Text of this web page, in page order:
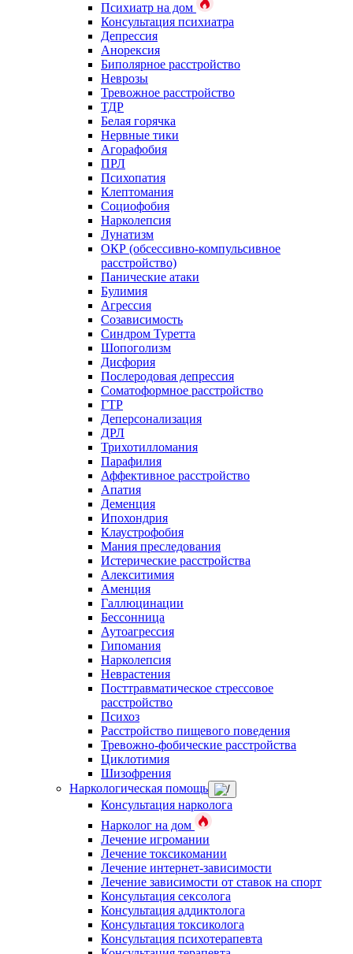
Психиатр на дом
Консультация психиатра
Депрессия
Анорексия
Биполярное расстройство
Неврозы
Тревожное расстройство
ТДР
Белая горячка
Нервные тики
Агорафобия
ПРЛ
Психопатия
Клептомания
Социофобия
Нарколепсия
Лунатизм
ОКР (обсессивно-компульсивное
расстройство)
Панические атаки
Булимия
Агрессия
Созависимость
Синдром Туретта
Шопоголизм
Дисфория
Послеродовая депрессия
Соматоформное расстройство
ГТР
Деперсонализация
ДРЛ
Трихотилломания
Парафилия
Аффективное расстройство
Апатия
Деменция
Ипохондрия
Клаустрофобия
Мания преследования
Истерические расстройства
Алекситимия
Аменция
Галлюцинации
Бессонница
Аутоагрессия
Гипомания
Нарколепсия
Неврастения
Посттравматическое стрессовое
расстройство
Психоз
Расстройство пищевого поведения
Тревожно-фобические расстройства
Циклотимия
Шизофрения
Наркологическая помощь
Консультация нарколога
Нарколог на дом
Лечение игромании
Лечение токсикомании
Лечение интернет-зависимости
Лечение зависимости от ставок на спорт
Консультация сексолога
Консультация аддиктолога
Консультация токсиколога
Консультация психотерапевта